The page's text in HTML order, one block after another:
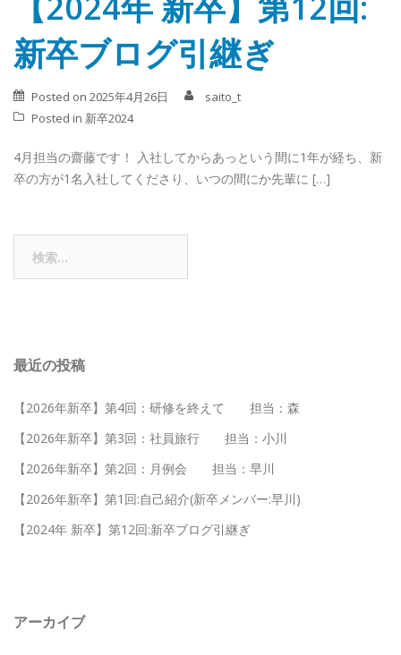
新卒ブログ引継ぎ
Posted on 2025年4月26日
saito_t
Posted in 新卒2024
4月担当の齋藤です！ 入社してからあっという間に1年が経ち、新
卒の方が1名入社してくださり、いつの間にか先輩に […]
最近の投稿
【2026年新卒】第4回：研修を終えて 担当：森
【2026年新卒】第3回：社員旅行 担当：小川
【2026年新卒】第2回：月例会 担当：早川
【2026年新卒】第1回:自己紹介(新卒メンバー:早川)
【2024年 新卒】第12回:新卒ブログ引継ぎ
アーカイブ